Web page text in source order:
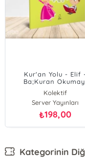
Kur'an Yolu - Elif
Ba;Kuran
Öğrenme Başlangıç
Seviyesi
Kolektif
Server Yayınları
₺198,00
Kategorinin